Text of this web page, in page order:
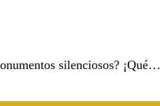
silenciosos? ¡Qué…